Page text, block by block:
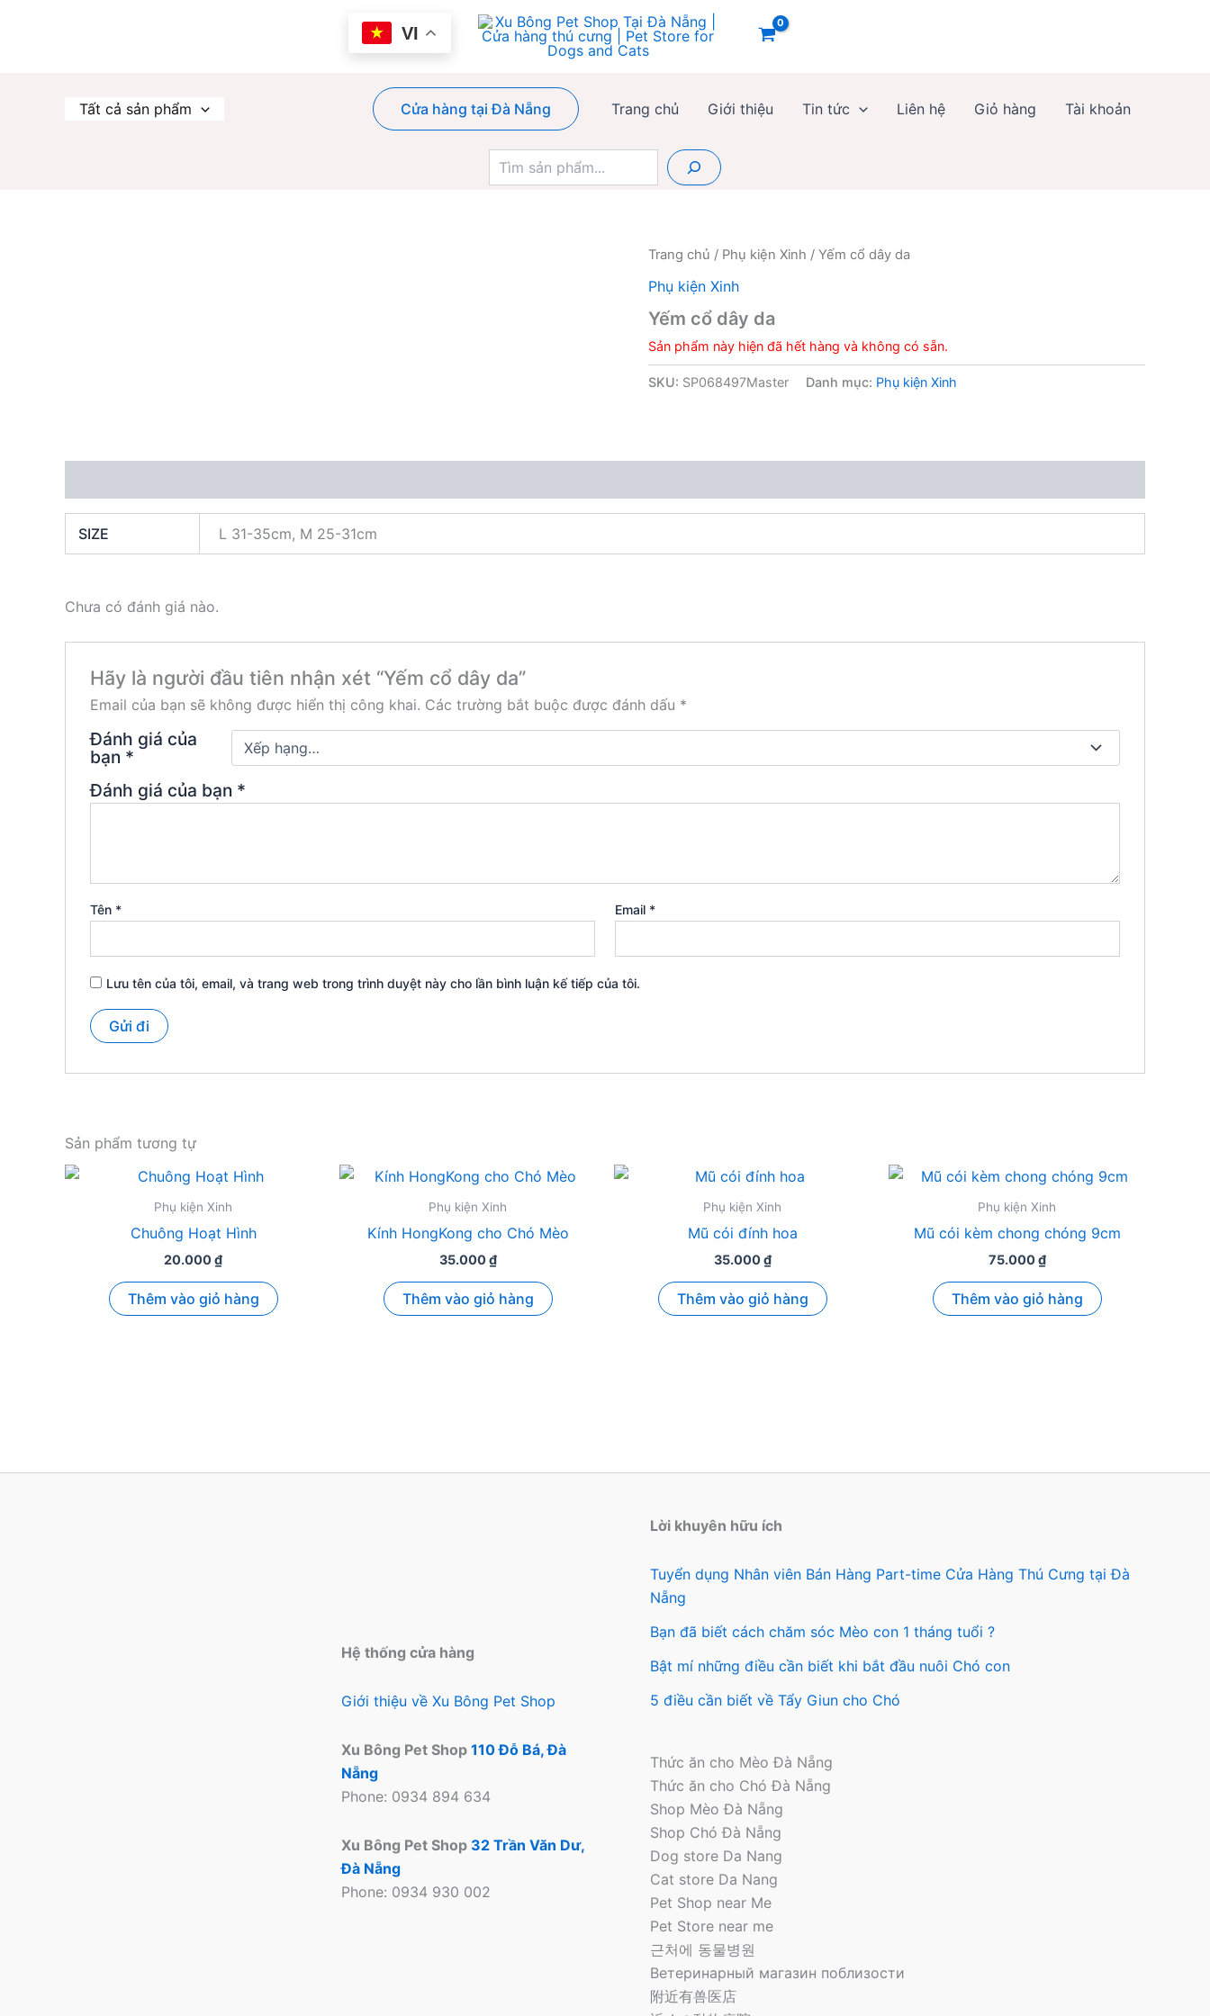
VI
Tất cả sản phẩm Cửa hàng tại Đà Nẵng Trang chủ Giới thiệu Tin tức Liên hệ Giỏ hàng Tài khoản
kiếm
Trang chủ / Phụ kiện Xinh / Yếm cổ dây da
Phụ kiện Xinh
Yếm cổ dây da
Sản phẩm này hiện đã hết hàng và không có sẵn.
SKU: SP068497Master Danh mục: Phụ kiện Xinh
SIZE L 31-35cm, M 25-31cm
Chưa có đánh giá nào.
Hãy là người đầu tiên nhận xét “Yếm cổ dây da”
Email của bạn sẽ không được hiển thị công khai. Các trường bắt buộc được đánh dấu *
Đánh giá của
bạn *
Đánh giá của bạn *
Tên * Email *
Lưu tên của tôi, email, và trang web trong trình duyệt này cho lần bình luận kế tiếp của tôi.
Sản phẩm tương tự
Phụ kiện Xinh
Chuông Hoạt Hình
20.000₫
Thêm vào giỏ hàng
Phụ kiện Xinh
Kính HongKong cho Chó Mèo
35.000₫
Thêm vào giỏ hàng
Phụ kiện Xinh
Mũ cói đính hoa
35.000₫
Thêm vào giỏ hàng
Phụ kiện Xinh
Mũ cói kèm chong chóng 9cm
75.000₫
Thêm vào giỏ hàng
Hệ thống cửa hàng
Giới thiệu về Xu Bông Pet Shop
Xu Bông Pet Shop 110 Đỗ Bá, Đà
Nẵng
Phone: 0934 894 634
Xu Bông Pet Shop 32 Trần Văn Dư,
Đà Nẵng
Phone: 0934 930 002
Lời khuyên hữu ích
Tuyển dụng Nhân viên Bán Hàng Part-time Cửa Hàng Thú Cưng tại Đà
Nẵng
Bạn đã biết cách chăm sóc Mèo con 1 tháng tuổi ?
Bật mí những điều cần biết khi bắt đầu nuôi Chó con
5 điều cần biết về Tẩy Giun cho Chó
Thức ăn cho Mèo Đà Nẵng
Thức ăn cho Chó Đà Nẵng
Shop Mèo Đà Nẵng
Shop Chó Đà Nẵng
Dog store Da Nang
Cat store Da Nang
Pet Shop near Me
Pet Store near me
근처에 동물병원
Ветеринарный магазин поблизости
附近有兽医店